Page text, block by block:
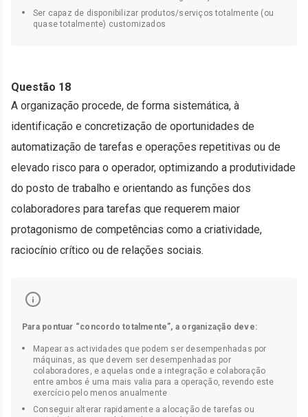
Ser capaz de disponibilizar produtos/serviços totalmente (ou
quase totalmente) customizados
Questão 18
A organização procede, de forma sistemática, à
identificação e concretização de oportunidades de
automatização de tarefas e operações repetitivas ou de
elevado risco para o operador, optimizando a produtividade
do posto de trabalho e orientando as funções dos
colaboradores para tarefas que requerem maior
protagonismo de competências como a criatividade,
raciocínio crítico ou de relações sociais.
Para pontuar “concordo totalmente”, a organização deve:
Mapear as actividades que podem ser desempenhadas por
máquinas, as que devem ser desempenhadas por
colaboradores, e aquelas onde a integração e colaboração
entre ambos é uma mais valia para a operação, revendo este
exercício pelo menos anualmente
Conseguir alterar rapidamente a alocação de tarefas ou